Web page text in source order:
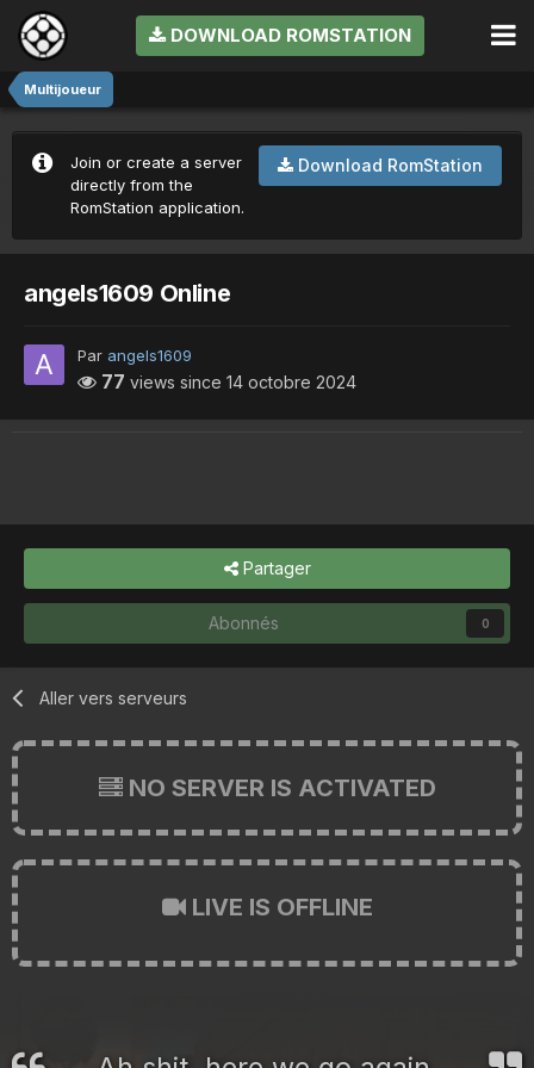
DOWNLOAD ROMSTATION
Multijoueur
Download RomStation
Join or create a server
directly from the
RomStation application.
angels1609 Online
Par angels1609
77 views since 14 octobre 2024
Partager
Abonnés 0
Aller vers serveurs
NO SERVER IS ACTIVATED
LIVE IS OFFLINE